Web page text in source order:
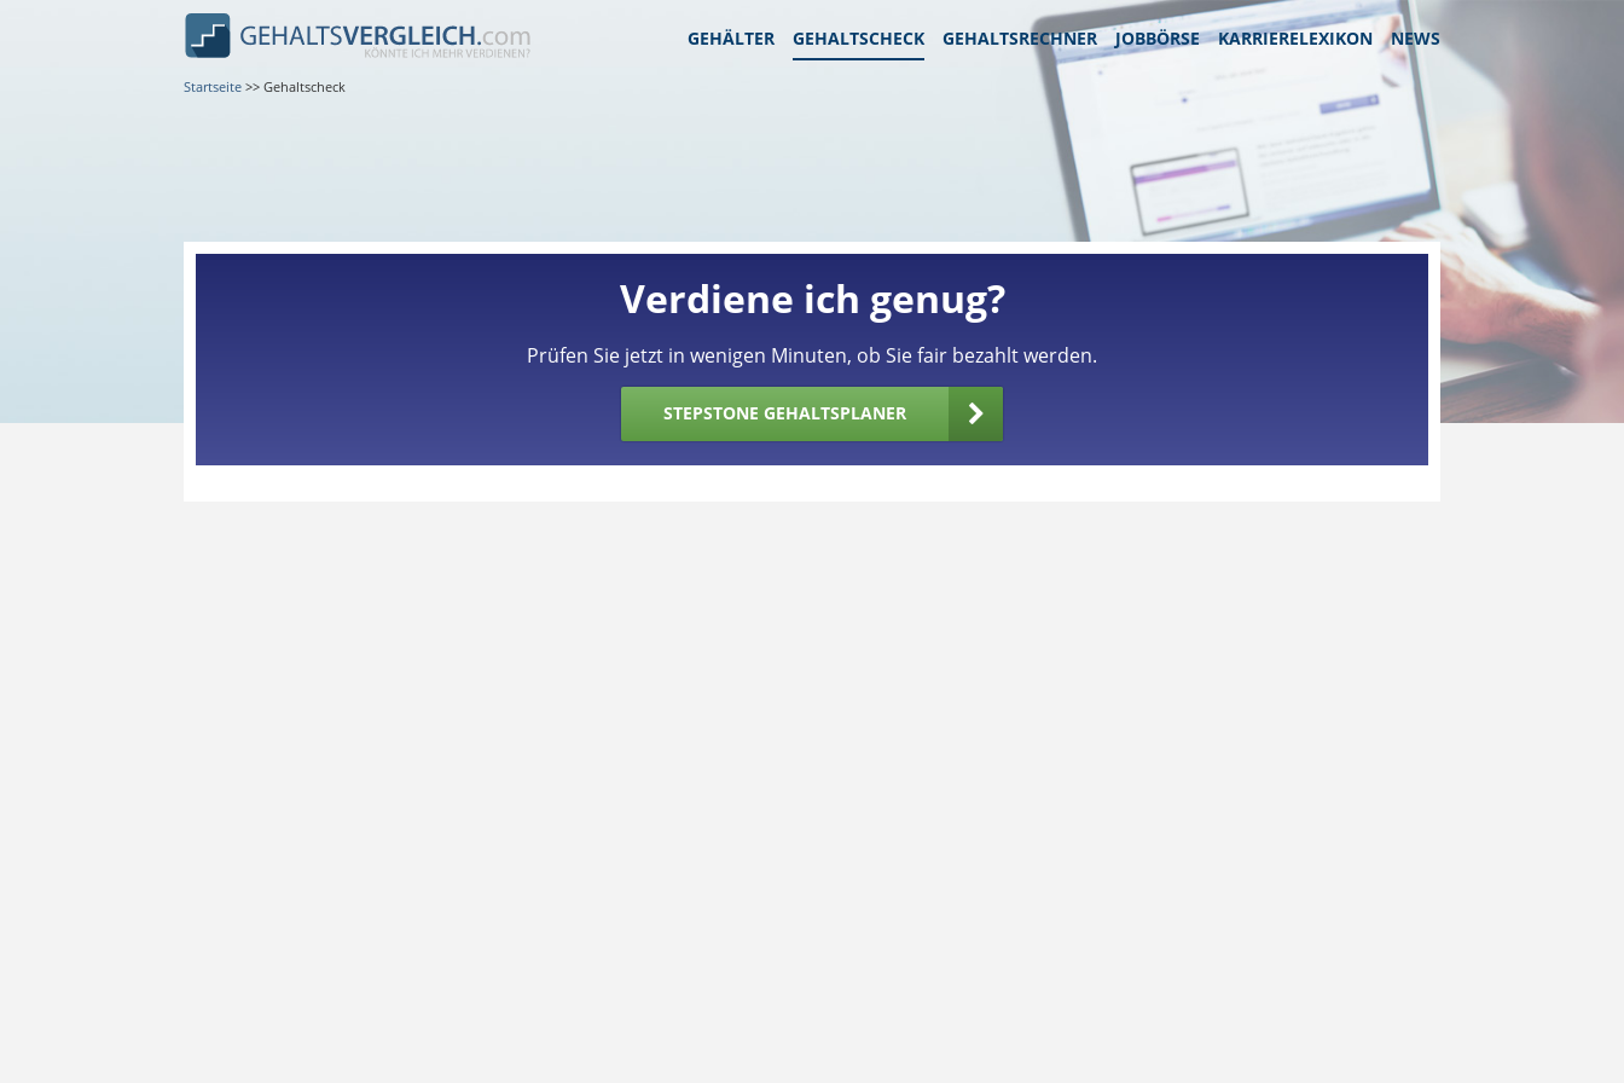
GEHÄLTER GEHALTSCHECK GEHALTSRECHNER JOBBÖRSE KARRIERELEXIKON NEWS
Startseite >> Gehaltscheck
Verdiene ich genug?
Prüfen Sie jetzt in wenigen Minuten, ob Sie fair bezahlt werden.
STEPSTONE GEHALTSPLANER